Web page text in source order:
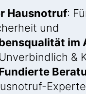
Hausnotruf:
und
im
&